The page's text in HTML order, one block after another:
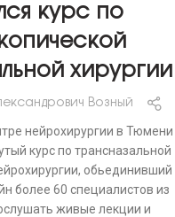
курс по
хирургии
Возный
нейрохирургии в Тюмени
курс по трансназальной
обьединивший
более 60 специалистов из
живые лекции и